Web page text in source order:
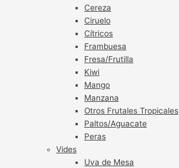
Cereza
Ciruelo
Cítricos
Frambuesa
Fresa/Frutilla
Kiwi
Mango
Manzana
Otros Frutales Tropicales
Paltos/Aguacate
Peras
Vides
Uva de Mesa